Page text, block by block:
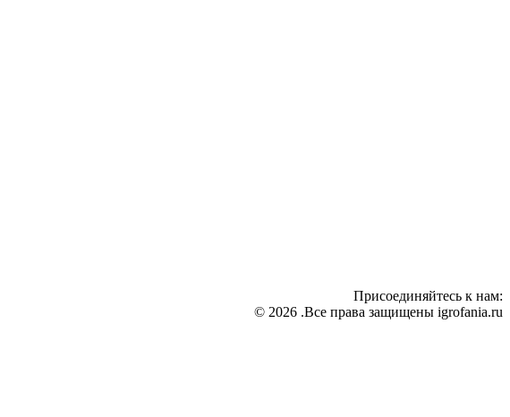
Присоединяйтесь к нам:
© 2026 .Все права защищены igrofania.ru